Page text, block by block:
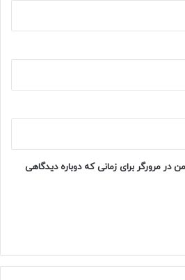
در مرورگر برای زمانی که دوباره دیدگاهی